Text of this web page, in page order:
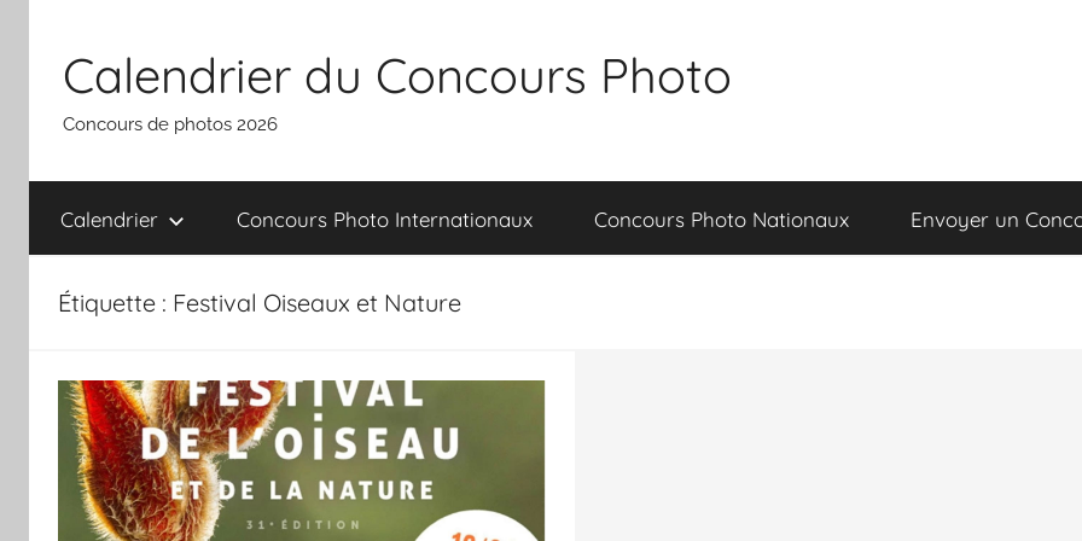
contenu
Calendrier du Concours Photo
Concours de photos 2026
Calendrier Concours Photo Internationaux Concours Photo Nationaux Envoyer un
Étiquette : Festival Oiseaux et Nature